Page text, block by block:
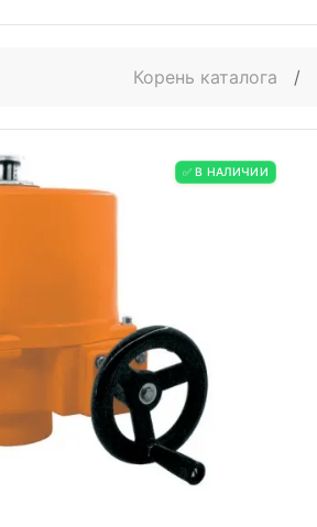
Корень каталога /
✅ В НАЛИЧИИ